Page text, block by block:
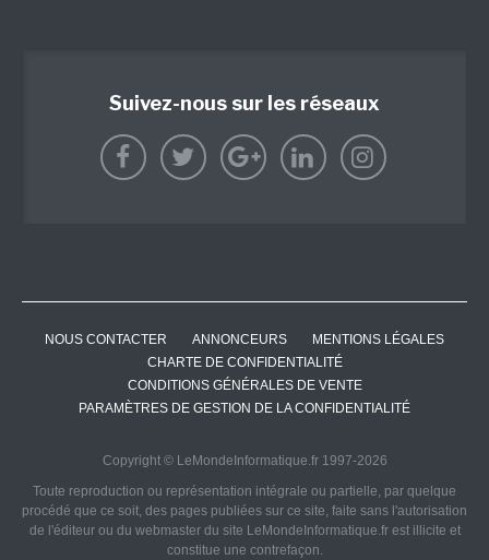
Suivez-nous sur les réseaux
NOUS CONTACTER ANNONCEURS
MENTIONS LÉGALES
CHARTE DE CONFIDENTIALITÉ
CONDITIONS GÉNÉRALES DE VENTE
PARAMÈTRES DE GESTION DE LA CONFIDENTIALITÉ
Copyright © LeMondeInformatique.fr 1997-2026
Toute reproduction ou représentation intégrale ou partielle, par quelque
procédé que ce soit, des pages publiées sur ce site, faite sans l'autorisation
de l'éditeur ou du webmaster du site LeMondeInformatique.fr est illicite et
constitue une contrefaçon.